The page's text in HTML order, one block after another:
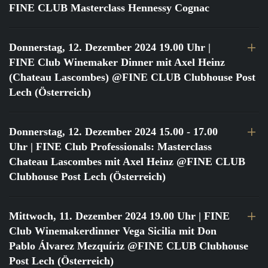
FINE CLUB Masterclass Hennessy Cognac
Donnerstag, 12. Dezember 2024 19.00 Uhr |
FINE Club Winemaker Dinner mit Axel Heinz
(Chateau Lascombes) @FINE CLUB Clubhouse Post
Lech (Österreich)
Donnerstag, 12. Dezember 2024 15.00 - 17.00
Uhr | FINE Club Professionals: Masterclass
Chateau Lascombes mit Axel Heinz @FINE CLUB
Clubhouse Post Lech (Österreich)
Mittwoch, 11. Dezember 2024 19.00 Uhr | FINE
Club Winemakerdinner Vega Sicilia mit Don
Pablo Álvarez Mezquíriz @FINE CLUB Clubhouse
Post Lech (Österreich)